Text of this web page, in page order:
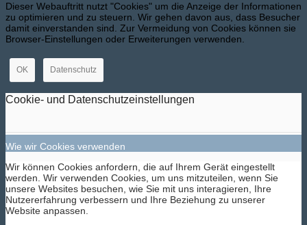
Dieser Webauftritt nutzt "Cookies" um die Anzeige der Informationen
zu optimieren und zu steuern. Wir gehen davon aus, dass Besucher
damit einverstanden sind. Zur Vermeidung von Cookies können sie
Browser-Einstellungen oder Erweiterungen verwenden.
OK Datenschutz
Cookie- und Datenschutzeinstellungen
Wie wir Cookies verwenden
Wir können Cookies anfordern, die auf Ihrem Gerät eingestellt
werden. Wir verwenden Cookies, um uns mitzuteilen, wenn Sie
unsere Websites besuchen, wie Sie mit uns interagieren, Ihre
Nutzererfahrung verbessern und Ihre Beziehung zu unserer
Website anpassen.